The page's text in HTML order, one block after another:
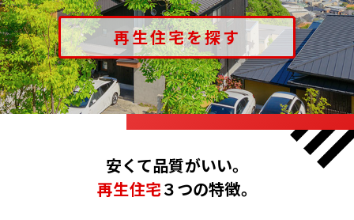
再生住宅を探す
安くて品質がいい。
再生住宅３つの特徴。